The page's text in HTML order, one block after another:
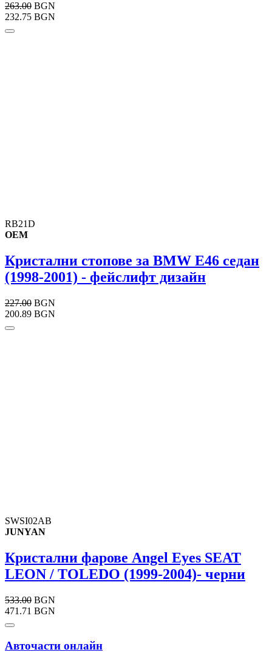
263.00 BGN
232.75 BGN
RB21D
OEM
Кристални стопове за BMW E46 седан
(1998-2001) - фейслифт дизайн
227.00 BGN
200.89 BGN
SWSI02AB
JUNYAN
Кристални фарове Angel Eyes SEAT
LEON / TOLEDO (1999-2004)- черни
533.00 BGN
471.71 BGN
Авточасти онлайн